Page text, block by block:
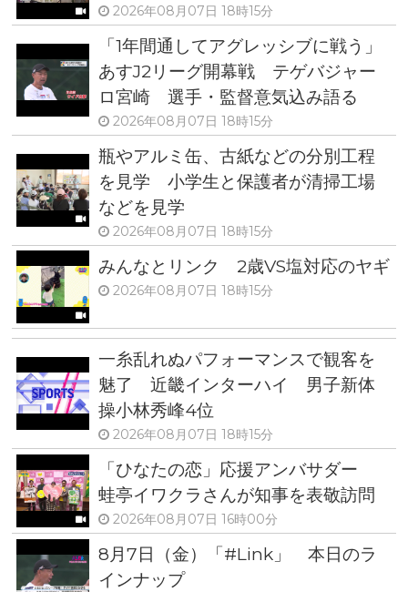
2026年08月07日 18時15分
「1年間通してアグレッシブに戦う」
あすJ2リーグ開幕戦 テゲバジャー
ロ宮崎 選手・監督意気込み語る
2026年08月07日 18時15分
瓶やアルミ缶、古紙などの分別工程
を見学 小学生と保護者が清掃工場
などを見学
2026年08月07日 18時15分
みんなとリンク 2歳VS塩対応のヤギ
2026年08月07日 18時15分
一糸乱れぬパフォーマンスで観客を
魅了 近畿インターハイ 男子新体
操小林秀峰4位
2026年08月07日 18時15分
「ひなたの恋」応援アンバサダー
蛙亭イワクラさんが知事を表敬訪問
2026年08月07日 16時00分
8月7日（金）「#Link」 本日のラ
インナップ